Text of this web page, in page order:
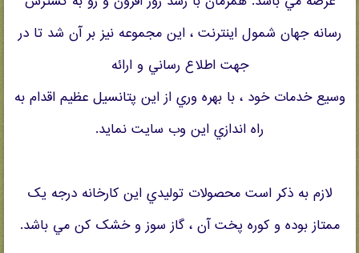
رسانه جهان شمول اينترنت ، اين مجموعه نيز بر آن شد تا در
جهت اطلاع رساني و ارائه
وسيع خدمات خود ، با بهره وري از اين پتانسيل عظيم اقدام به
راه اندازي اين وب سايت نمايد.
لازم به ذکر است محصولات توليدي اين کارخانه درجه يک
ممتاز بوده و کوره پخت آن ، گاز سوز و خشک کن مي باشد.